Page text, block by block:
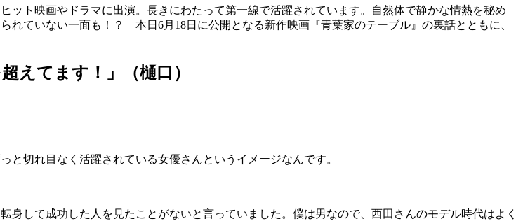
ト映画やドラマに出演。長きにわたって第一線で活躍されています。自然体で静かな情熱を秘め
れていない一面も！？ 本日6月18日に公開となる新作映画『青葉家のテーブル』の裏話とともに、
えてます！」（樋口）
切れ目なく活躍されている女優さんというイメージなんです。
して成功した人を見たことがないと言っていました。僕は男なので、西田さんのモデル時代はよく